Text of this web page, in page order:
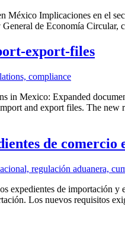
México Implicaciones en el
de Economía
export-files
in Mexico: Expanded
and export files. The new
de comercio
expedientes de importación
Los nuevos requisitos